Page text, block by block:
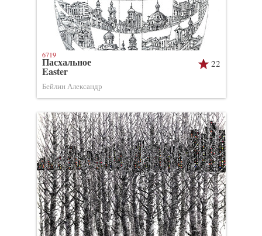
22
Пасхальное
Easter
Бейлин Александр
6719